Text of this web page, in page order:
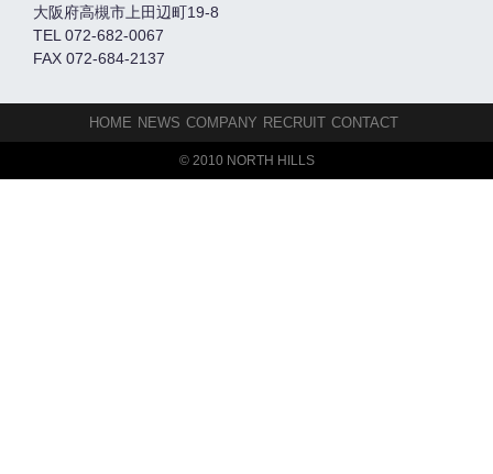
大阪府高槻市上田辺町19-8
TEL 072-682-0067
FAX 072-684-2137
HOME NEWS COMPANY RECRUIT CONTACT
© 2010 NORTH HILLS